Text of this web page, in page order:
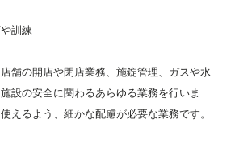
訓練
舗の開店や閉店業務、施錠管理、ガスや水
設の安全に関わるあらゆる業務を行いま
えるよう、細かな配慮が必要な業務です。